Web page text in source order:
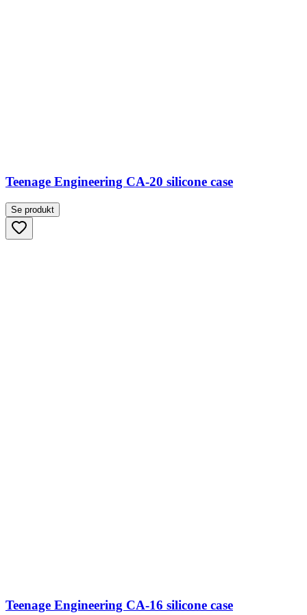
Teenage Engineering CA-20 silicone case
Se produkt
Teenage Engineering CA-16 silicone case